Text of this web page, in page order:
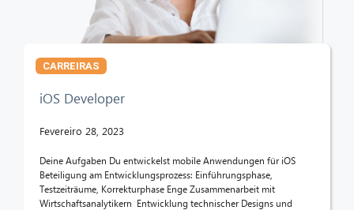
CARREIRAS
iOS Developer
Fevereiro 28, 2023
Deine Aufgaben Du entwickelst mobile Anwendungen für iOS
Beteiligung am Entwicklungsprozess: Einführungsphase,
Testzeiträume, Korrekturphase Enge Zusammenarbeit mit
Wirtschaftsanalytikern Entwicklung technischer Designs und